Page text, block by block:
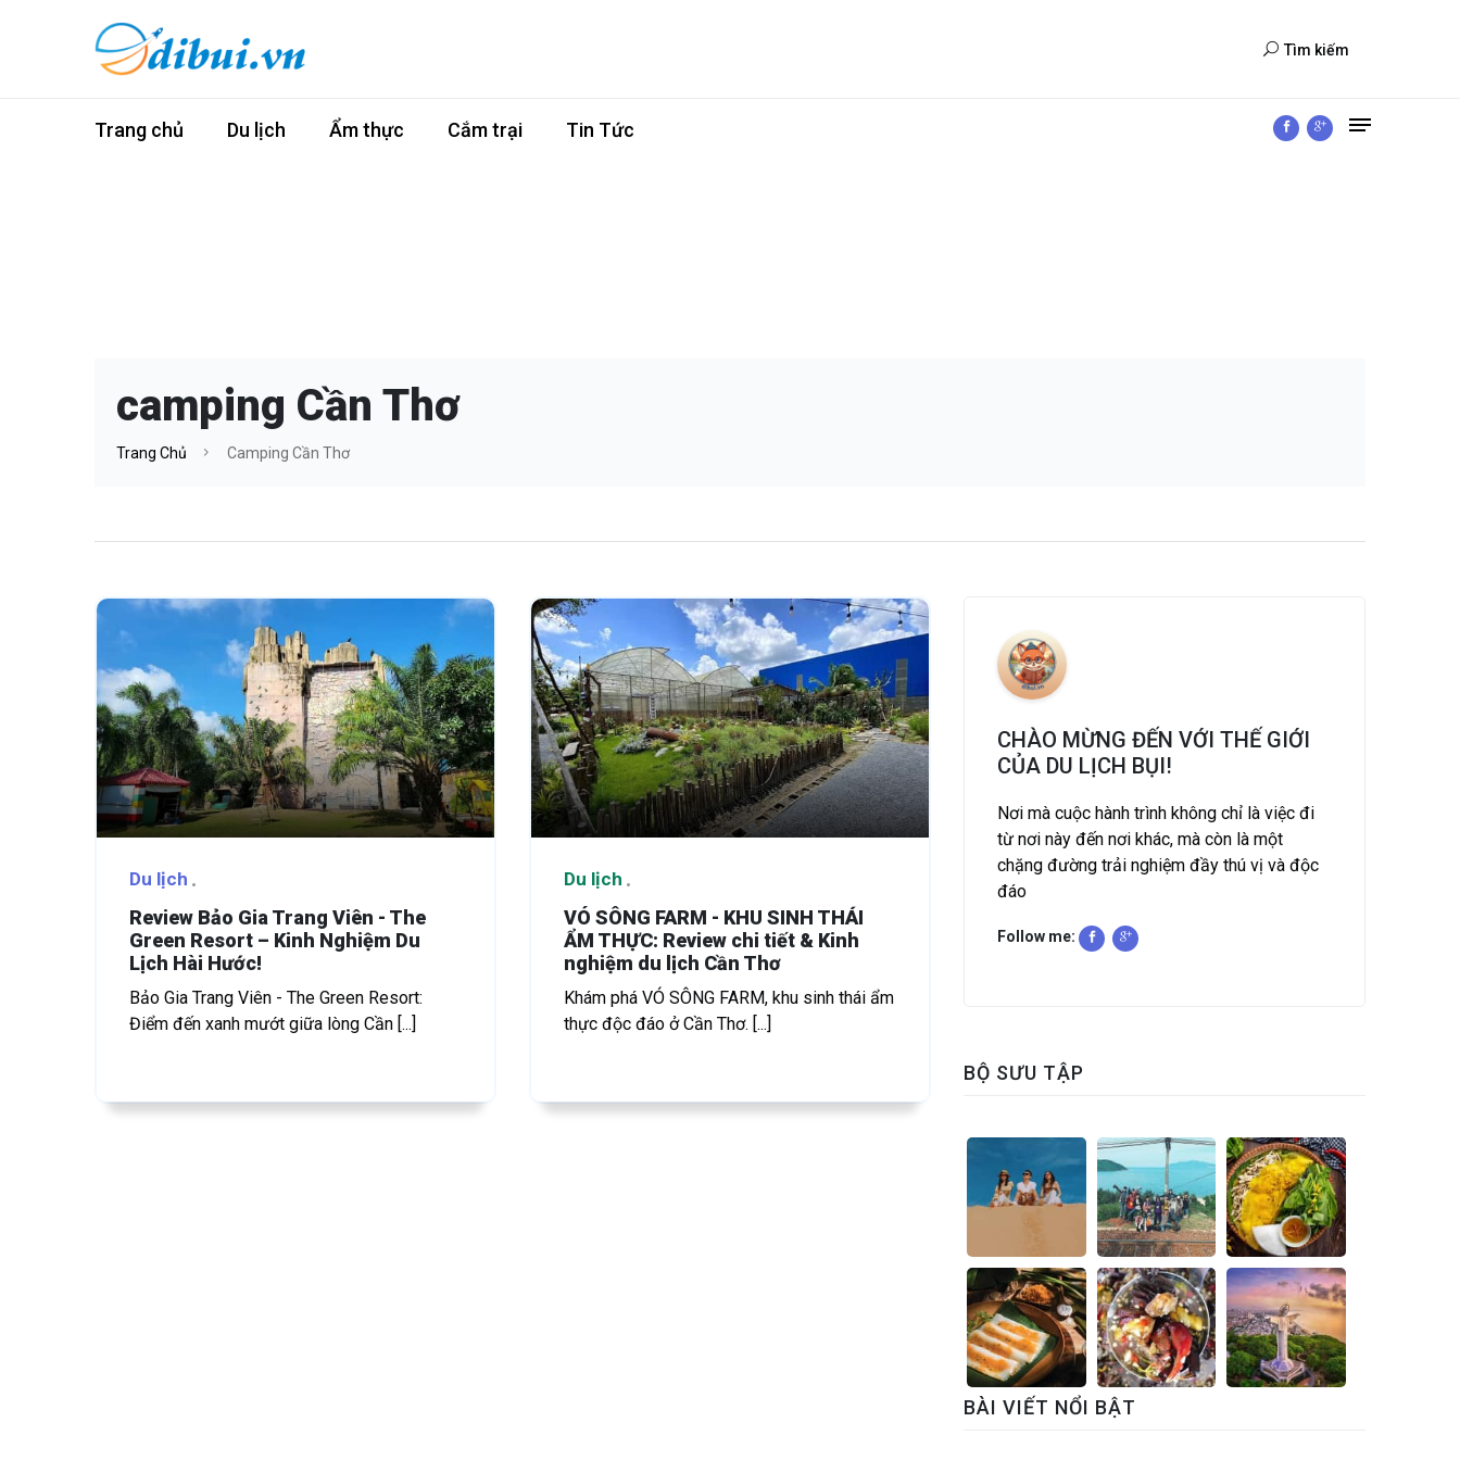
Tìm kiếm
Trang chủ Du lịch Ẩm thực Cắm trại Tin Tức
camping Cần Thơ
Trang Chủ Camping Cần Thơ
Du lịch
Review Bảo Gia Trang Viên - The
Green Resort – Kinh Nghiệm Du
Lịch Hài Hước!
Bảo Gia Trang Viên - The Green Resort:
Điểm đến xanh mướt giữa lòng Cần [...]
Du lịch
VÓ SÔNG FARM - KHU SINH THÁI
ẨM THỰC: Review chi tiết & Kinh
nghiệm du lịch Cần Thơ
Khám phá VÓ SÔNG FARM, khu sinh thái ẩm
thực độc đáo ở Cần Thơ. [...]
CHÀO MỪNG ĐẾN VỚI THẾ GIỚI
CỦA DU LỊCH BỤI!
Nơi mà cuộc hành trình không chỉ là việc đi
từ nơi này đến nơi khác, mà còn là một
chặng đường trải nghiệm đầy thú vị và độc
đáo
Follow me:
BỘ SƯU TẬP
BÀI VIẾT NỔI BẬT